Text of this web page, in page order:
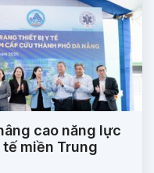
cao năng lực
miền Trung